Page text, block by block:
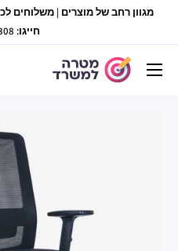
מגוון רחב של מוצרים | משלוחים
חייגו: 037307308
מטרה